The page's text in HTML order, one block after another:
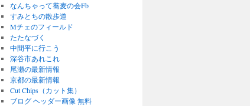
なんちゃって蕎麦の会Fb
すみとちの散歩道
Mチェのフィールド
たたなづく
中間平に行こう
深谷市あれこれ
尾瀬の最新情報
京都の最新情報
Cut Chips（カット集）
ブログ ヘッダー画像 無料